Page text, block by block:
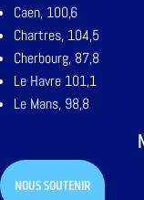
Caen, 100,6
Chartres, 104,5
Cherbourg, 87,8
Le Havre 101,1
Le Mans, 98,8
NOUS SOUTENIR